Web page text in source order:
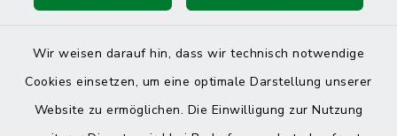
Wir weisen darauf hin, dass wir technisch notwendige
Cookies einsetzen, um eine optimale Darstellung unserer
Website zu ermöglichen. Die Einwilligung zur Nutzung